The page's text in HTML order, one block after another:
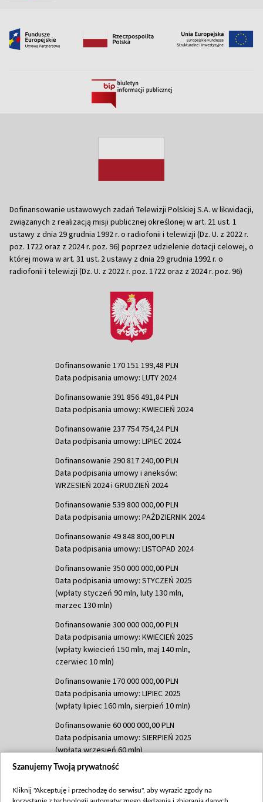
Dofinansowanie ustawowych zadań Telewizji Polskiej S.A. w likwidacji,
związanych z realizacją misji publicznej określonej w art. 21 ust. 1
ustawy z dnia 29 grudnia 1992 r. o radiofonii i telewizji (Dz. U. z 2022 r.
poz. 1722 oraz z 2024 r. poz. 96) poprzez udzielenie dotacji celowej, o
której mowa w art. 31 ust. 2 ustawy z dnia 29 grudnia 1992 r. o
radiofonii i telewizji (Dz. U. z 2022 r. poz. 1722 oraz z 2024 r. poz. 96)
Dofinansowanie 170 151 199,48 PLN
Data podpisania umowy: LUTY 2024
Dofinansowanie 391 856 491,84 PLN
Data podpisania umowy: KWIECIEŃ 2024
Dofinansowanie 237 754 754,24 PLN
Data podpisania umowy: LIPIEC 2024
Dofinansowanie 290 817 240,00 PLN
Data podpisania umowy i aneksów:
WRZESIEŃ 2024 i GRUDZIEŃ 2024
Dofinansowanie 539 800 000,00 PLN
Data podpisania umowy: PAŹDZIERNIK 2024
Dofinansowanie 49 848 800,00 PLN
Data podpisania umowy: LISTOPAD 2024
Dofinansowanie 350 000 000,00 PLN
Data podpisania umowy: STYCZEŃ 2025
(wpłaty styczeń 90 mln, luty 130 mln,
marzec 130 mln)
Dofinansowanie 300 000 000,00 PLN
Data podpisania umowy: KWIECIEŃ 2025
(wpłaty kwiecień 150 mln, maj 140 mln,
czerwiec 10 mln)
Dofinansowanie 170 000 000,00 PLN
Data podpisania umowy: LIPIEC 2025
(wpłaty lipiec 160 mln, sierpień 10 mln)
Dofinansowanie 60 000 000,00 PLN
Data podpisania umowy: SIERPIEŃ 2025
(wpłata wrzesień 60 mln)
Dofinansowanie 635 783 051,21 PLN
(wpłata wrzesień 100 mln, październik 350
Szanujemy Twoją prywatność
Kliknij "Akceptuję i przechodzę do serwisu", aby wyrazić zgody na